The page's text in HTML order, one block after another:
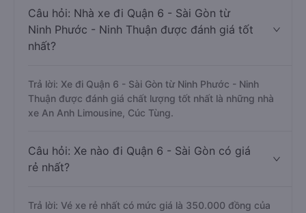
Câu hỏi: Nhà xe đi Quận 6 - Sài Gòn từ
Ninh Phước - Ninh Thuận được đánh giá tốt
nhất?
Trả lời: Xe đi Quận 6 - Sài Gòn từ Ninh Phước - Ninh
Thuận được đánh giá chất lượng tốt nhất là những nhà
xe An Anh Limousine, Cúc Tùng.
Câu hỏi: Xe nào đi Quận 6 - Sài Gòn có giá
rẻ nhất?
Trả lời: Vé xe rẻ nhất có mức giá là 350.000 đồng của